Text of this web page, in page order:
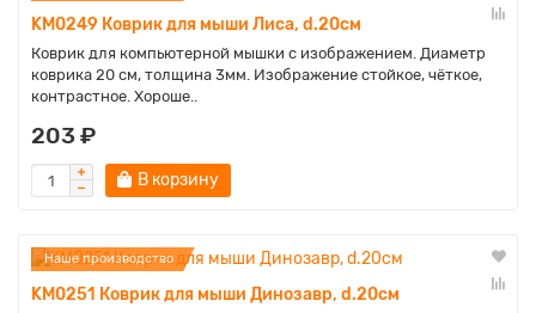
KM0249 Коврик для мыши Лиса, d.20см
Коврик для компьютерной мышки с изображением. Диаметр
коврика 20 см, толщина 3мм. Изображение стойкое, чёткое,
контрастное. Хороше..
203 ₽
В корзину
Наше производство
KM0251 Коврик для мыши Динозавр, d.20см